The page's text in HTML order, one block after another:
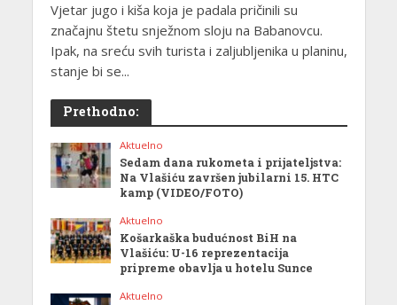
Vjetar jugo i kiša koja je padala pričinili su
značajnu štetu snježnom sloju na Babanovcu.
Ipak, na sreću svih turista i zaljubljenika u planinu,
stanje bi se...
Prethodno:
Aktuelno
Sedam dana rukometa i prijateljstva:
Na Vlašiću završen jubilarni 15. HTC
kamp (VIDEO/FOTO)
Aktuelno
Košarkaška budućnost BiH na
Vlašiću: U-16 reprezentacija
pripreme obavlja u hotelu Sunce
Aktuelno